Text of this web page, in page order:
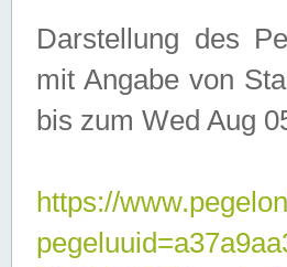
Darstellung des
mit Angabe von
bis zum Wed Aug
https://